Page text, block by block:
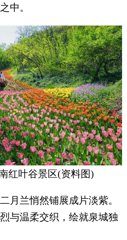
中。
红叶谷景区(资料图)
兰悄然铺展成片淡紫。
与温柔交织，绘就泉城独